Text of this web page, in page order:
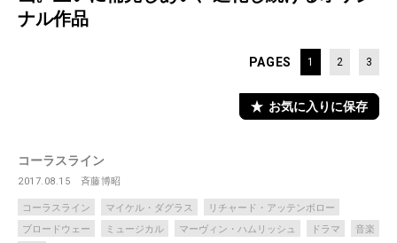
ナル作品
PAGES 1 2 3
お気に入りに保存
コーラスライン
2017.08.15 斉藤博昭
コーラスライン マイケル・ダグラス
リチャード・アッテンボロー
ブロードウェー
ミュージカル マーヴィン・ハムリッシュ ドラマ
音楽